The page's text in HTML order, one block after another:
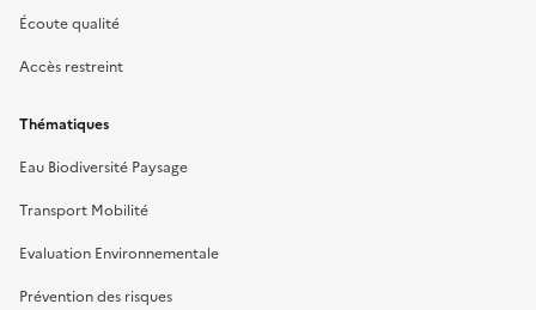
Écoute qualité
Accès restreint
Thématiques
Eau Biodiversité Paysage
Transport Mobilité
Evaluation Environnementale
Prévention des risques